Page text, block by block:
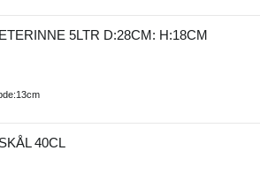
5LTR D:28CM: H:18CM
40CL